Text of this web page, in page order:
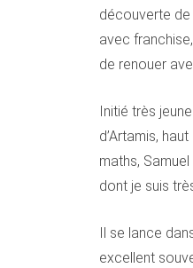
découverte de
avec
de renouer
Initié très
d’Artamis,
maths,
dont je suis
Il se lance
excellent